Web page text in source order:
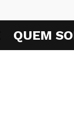
QUEM